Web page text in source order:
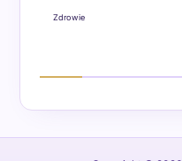
Zdrowie